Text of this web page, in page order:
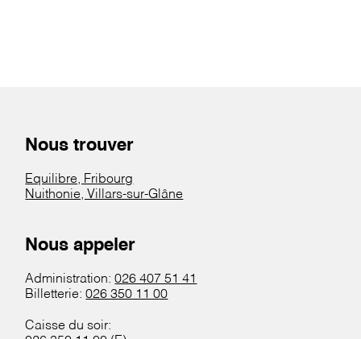
Nous trouver
Equilibre, Fribourg
Nuithonie, Villars-sur-Glâne
Nous appeler
Administration:026 407 51 41
Billetterie:026 350 11 00
Caisse du soir: